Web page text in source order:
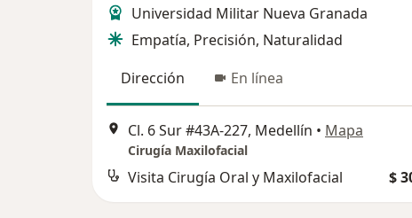
Universidad Militar Nueva Granada
Empatía, Precisión, Naturalidad
Dirección
En línea
Cl. 6 Sur #43A-227, Medellín • Mapa
Cirugía Maxilofacial
Visita Cirugía Oral y Maxilofacial $